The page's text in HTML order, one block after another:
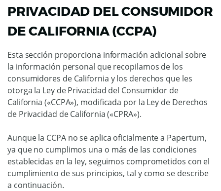
PRIVACIDAD DEL CONSUMIDOR
DE CALIFORNIA (CCPA)
Esta sección proporciona información adicional sobre
la información personal que recopilamos de los
consumidores de California y los derechos que les
otorga la Ley de Privacidad del Consumidor de
California («CCPA»), modificada por la Ley de Derechos
de Privacidad de California («CPRA»).
Aunque la CCPA no se aplica oficialmente a Paperturn,
ya que no cumplimos una o más de las condiciones
establecidas en la ley, seguimos comprometidos con el
cumplimiento de sus principios, tal y como se describe
a continuación.